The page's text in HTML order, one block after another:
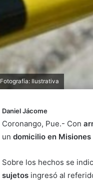
Fotografía: Ilustrativa
Daniel Jácome
Coronango, Pue.- Con
un domicilio en
Sobre los hechos se
sujetos ingresó al